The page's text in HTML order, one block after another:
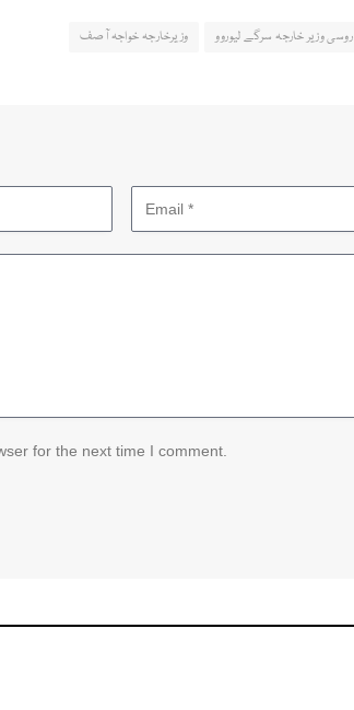
روسی وزیر خارجہ سرگے لیوروو وزیرخارجہ خواجہ آصف
for the next time I comment.